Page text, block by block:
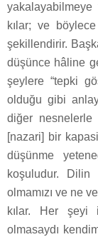
kılar; ve
şekillendirir.
düşünce hâline
şeylere “tepki
olduğu gibi
diğer
[nazari] bir
düşünme
koşuludur. Dilin
olmamızı ve ne
kılar. Her şeyi
olmasaydı